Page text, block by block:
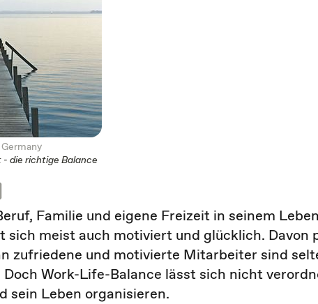
die richtige Balance
Familie und eigene Freizeit in seinem
meist auch motiviert und glücklich. Davon
zufriedene und motivierte Mitarbeiter sind
Work-Life-Balance lässt sich nicht
sein Leben organisieren.